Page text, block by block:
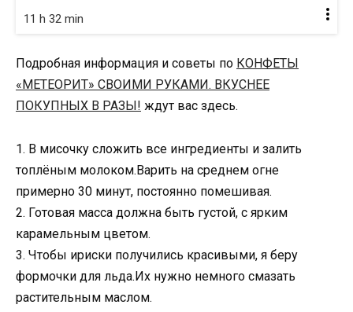
11 h 32 min
Подробная информация и советы по КОНФЕТЫ
«МЕТЕОРИТ» СВОИМИ РУКАМИ. ВКУСНЕЕ
ПОКУПНЫХ В РАЗЫ! ждут вас здесь.
1. В мисочку сложить все ингредиенты и залить
топлёным молоком.Варить на среднем огне
примерно 30 минут, постоянно помешивая.
2. Готовая масса должна быть густой, с ярким
карамельным цветом.
3. Чтобы ириски получились красивыми, я беру
формочки для льда.Их нужно немного смазать
растительным маслом.